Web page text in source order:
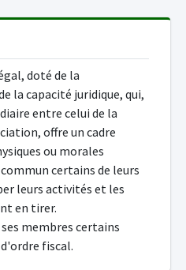
doté de la
la capacité juridique, qui,
entre celui de la
offre un cadre
ou morales
certains de leurs
leurs activités et les
en tirer.
membres certains
fiscal.